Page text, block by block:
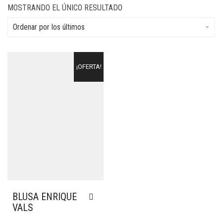
MOSTRANDO EL ÚNICO RESULTADO
Ordenar por los últimos
¡OFERTA!
BLUSA ENRIQUE
VALS